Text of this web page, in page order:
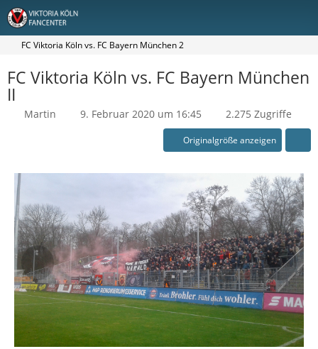
FC Viktoria Köln vs. FC Bayern München 2
FC Viktoria Köln vs. FC Bayern München
II
Martin 9. Februar 2020 um 16:45 2.275 Zugriffe
Originalgröße anzeigen